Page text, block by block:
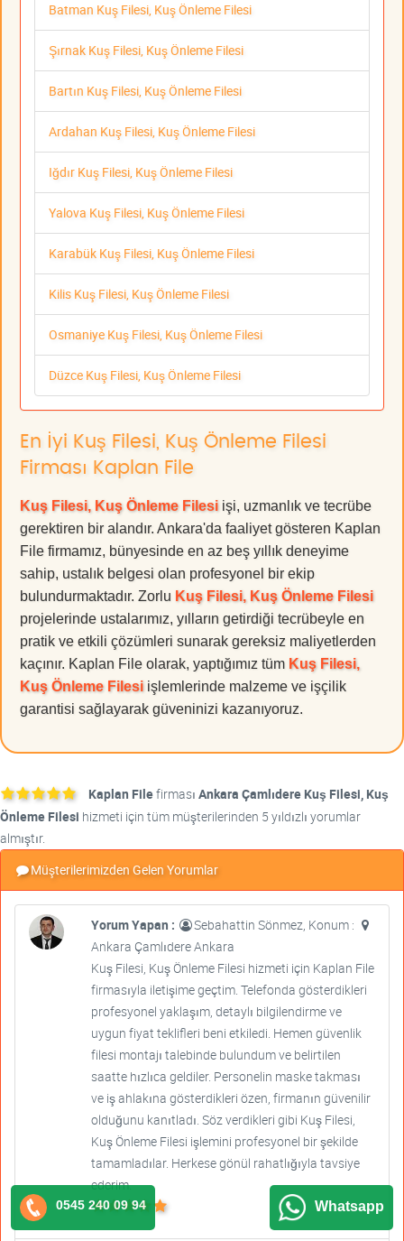
Batman Kuş Filesi, Kuş Önleme Filesi
Şırnak Kuş Filesi, Kuş Önleme Filesi
Bartın Kuş Filesi, Kuş Önleme Filesi
Ardahan Kuş Filesi, Kuş Önleme Filesi
Iğdır Kuş Filesi, Kuş Önleme Filesi
Yalova Kuş Filesi, Kuş Önleme Filesi
Karabük Kuş Filesi, Kuş Önleme Filesi
Kilis Kuş Filesi, Kuş Önleme Filesi
Osmaniye Kuş Filesi, Kuş Önleme Filesi
Düzce Kuş Filesi, Kuş Önleme Filesi
En İyi Kuş Filesi, Kuş Önleme Filesi
Firması Kaplan File
Kuş Filesi, Kuş Önleme Filesi işi, uzmanlık ve tecrübe
gerektiren bir alandır. Ankara'da faaliyet gösteren Kaplan
File firmamız, bünyesinde en az beş yıllık deneyime
sahip, ustalık belgesi olan profesyonel bir ekip
bulundurmaktadır. Zorlu Kuş Filesi, Kuş Önleme Filesi
projelerinde ustalarımız, yılların getirdiği tecrübeyle en
pratik ve etkili çözümleri sunarak gereksiz maliyetlerden
kaçınır. Kaplan File olarak, yaptığımız tüm Kuş Filesi,
Kuş Önleme Filesi işlemlerinde malzeme ve işçilik
garantisi sağlayarak güveninizi kazanıyoruz.
Kaplan Filefirması Ankara Çamlıdere Kuş Filesi, Kuş
Önleme Filesi hizmeti için tüm müşterilerinden 5 yıldızlı yorumlar
almıştır.
Müşterilerimizden Gelen Yorumlar
Yorum Yapan :
Sebahattin Sönmez, Konum :
Ankara Çamlıdere Ankara
Kuş Filesi, Kuş Önleme Filesi hizmeti için Kaplan File
firmasıyla iletişime geçtim. Telefonda gösterdikleri
profesyonel yaklaşım, detaylı bilgilendirme ve
uygun fiyat teklifleri beni etkiledi. Hemen güvenlik
filesi montajı talebinde bulundum ve belirtilen
saatte hızlıca geldiler. Personelin maske takması
ve iş ahlakına gösterdikleri özen, firmanın güvenilir
olduğunu kanıtladı. Söz verdikleri gibi Kuş Filesi,
Kuş Önleme Filesi işlemini profesyonel bir şekilde
tamamladılar. Herkese gönül rahatlığıyla tavsiye
ederim.
0545 240 09 94 Whatsapp